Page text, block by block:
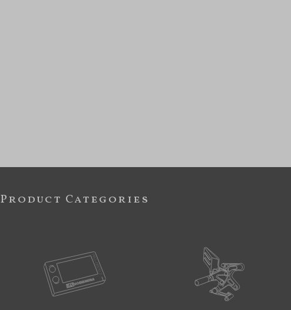
Product Categories